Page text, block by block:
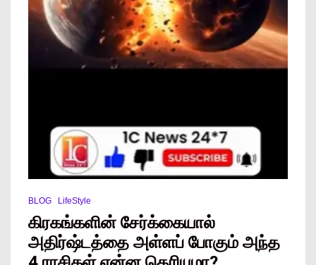
BLOG LifeStyle
கிரகங்களின் சேர்க்கையால்
அதிர்ஷ்டத்தை அள்ளப் போகும் அந்த